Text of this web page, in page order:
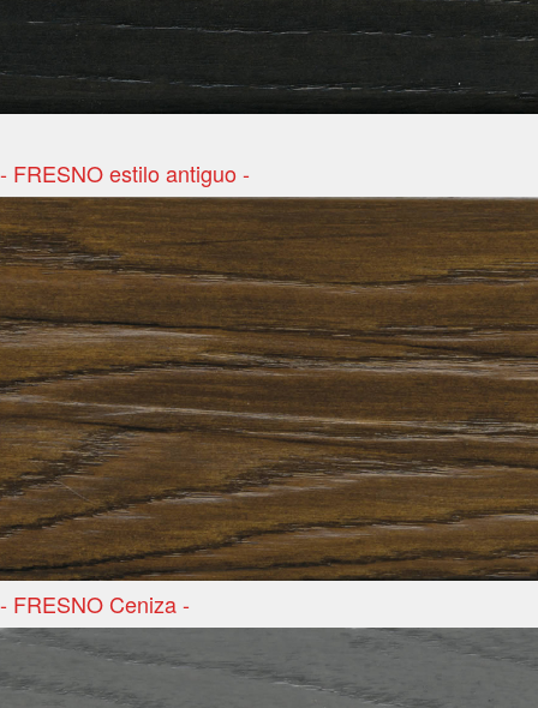
- FRESNO estilo antiguo -
- FRESNO Ceniza -